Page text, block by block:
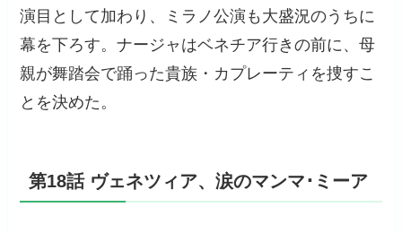
演目として加わり、ミラノ公演も大盛況のうちに
幕を下ろす。ナージャはベネチア行きの前に、母
親が舞踏会で踊った貴族・カプレーティを捜すこ
とを決めた。
第18話 ヴェネツィア、涙のマンマ･ミーア